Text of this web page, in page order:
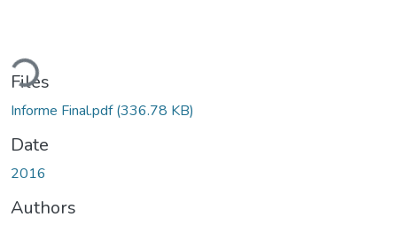
Files
Informe Final.pdf(336.78 KB)
Date
2016
Authors